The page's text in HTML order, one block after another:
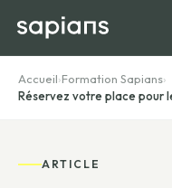
Accueil›Formation Sapians›
Réservez votre place pour
ARTICLE